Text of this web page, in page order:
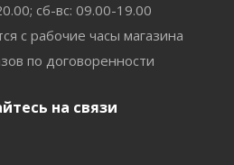
сб-вс: 09.00-19.00
с рабочие часы магазина
по договоренности
на связи